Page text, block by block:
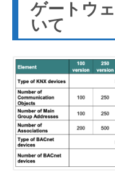
ゲートウ
いて